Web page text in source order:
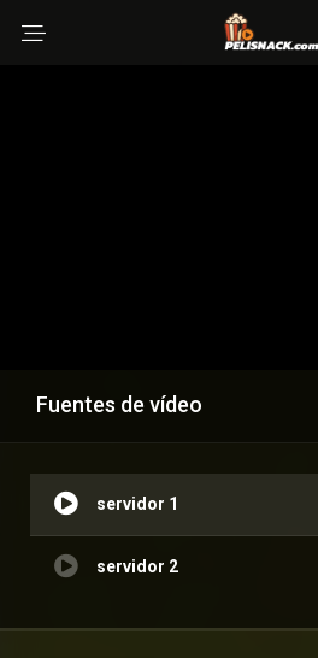
Fuentes de vídeo
servidor 1
servidor 2